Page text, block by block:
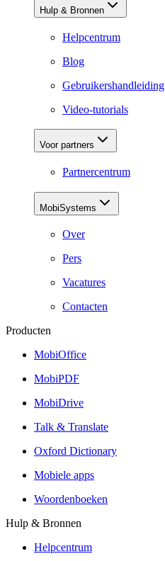
Hulp & Bronnen
Helpcentrum
Blog
Gebruikershandleiding
Video-tutorials
Voor partners
Partnercentrum
MobiSystems
Over
Pers
Vacatures
Contacten
Producten
MobiOffice
MobiPDF
MobiDrive
Talk & Translate
Oxford Dictionary
Mobiele apps
Woordenboeken
Hulp & Bronnen
Helpcentrum